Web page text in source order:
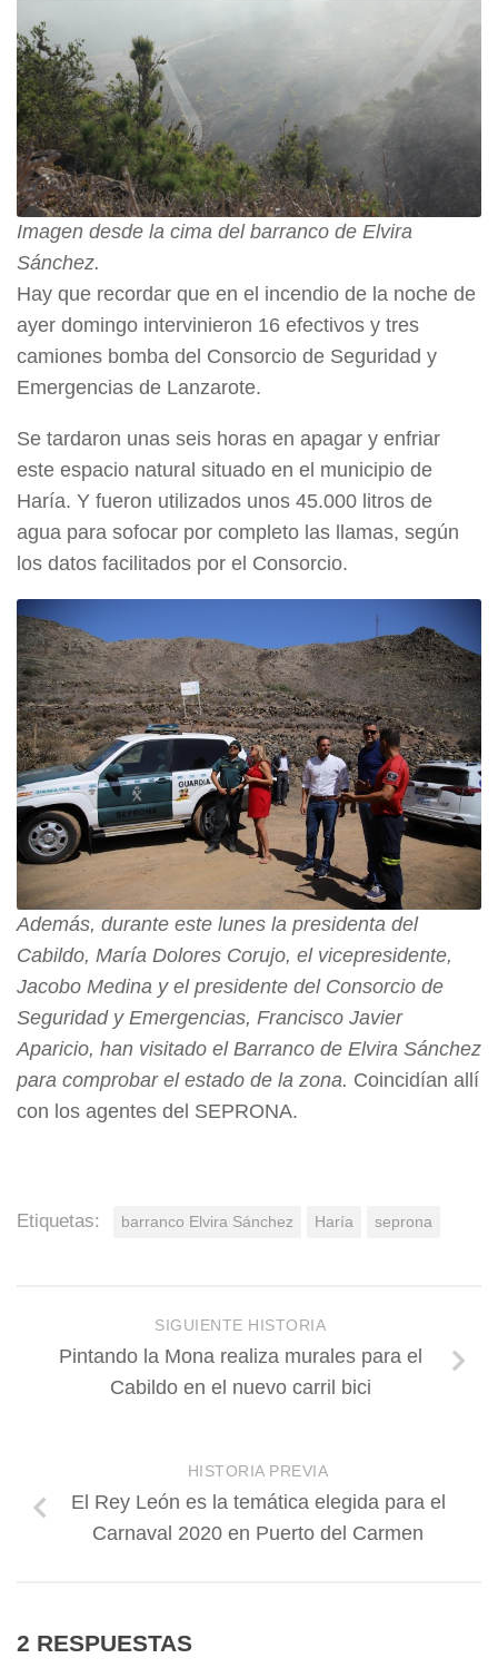
Imagen desde la cima del barranco de Elvira
Sánchez.
Hay que recordar que en el incendio de la noche de
ayer domingo intervinieron 16 efectivos y tres
camiones bomba del Consorcio de Seguridad y
Emergencias de Lanzarote.
Se tardaron unas seis horas en apagar y enfriar
este espacio natural situado en el municipio de
Haría. Y fueron utilizados unos 45.000 litros de
agua para sofocar por completo las llamas, según
los datos facilitados por el Consorcio.
Además, durante este lunes la presidenta del
Cabildo, María Dolores Corujo, el vicepresidente,
Jacobo Medina y el presidente del Consorcio de
Seguridad y Emergencias, Francisco Javier
Aparicio, han visitado el Barranco de Elvira Sánchez
para comprobar el estado de la zona. Coincidían allí
con los agentes del SEPRONA.
Etiquetas: barranco Elvira Sánchez Haría seprona
SIGUIENTE HISTORIA
Pintando la Mona realiza murales para el
Cabildo en el nuevo carril bici
HISTORIA PREVIA
El Rey León es la temática elegida para el
Carnaval 2020 en Puerto del Carmen
2 RESPUESTAS